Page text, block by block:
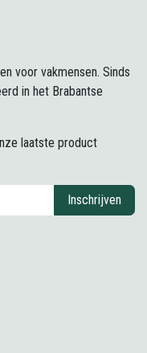
voor vakmensen. Sinds
in het Brabantse
laatste product
Inschrijven